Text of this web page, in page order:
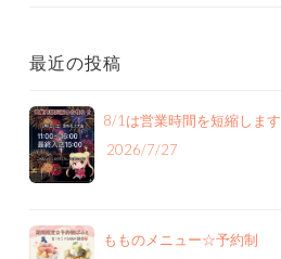
最近の投稿
8/1は営業時間を短縮します
2026/7/27
もものメニュー‪☆予約制